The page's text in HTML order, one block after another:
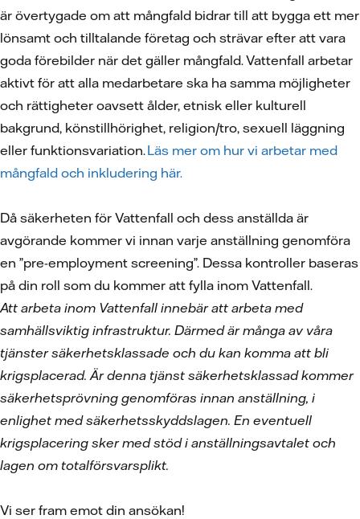
är övertygade om att mångfald bidrar till att bygga ett mer
lönsamt och tilltalande företag och strävar efter att vara
goda förebilder när det gäller mångfald. Vattenfall arbetar
aktivt för att alla medarbetare ska ha samma möjligheter
och rättigheter oavsett ålder, etnisk eller kulturell
bakgrund, könstillhörighet, religion/tro, sexuell läggning
eller funktionsvariation.Läs mer om hur vi arbetar med
mångfald och inkludering här.
Då säkerheten för Vattenfall och dess anställda är
avgörande kommer vi innan varje anställning genomföra
en ”pre-employment screening”. Dessa kontroller baseras
på din roll som du kommer att fylla inom Vattenfall.
Att arbeta inom Vattenfall innebär att arbeta med
samhällsviktig infrastruktur. Därmed är många av våra
tjänster säkerhetsklassade och du kan komma att bli
krigsplacerad. Är denna tjänst säkerhetsklassad kommer
säkerhetsprövning genomföras innan anställning, i
enlighet med säkerhetsskyddslagen. En eventuell
krigsplacering sker med stöd i anställningsavtalet och
lagen om totalförsvarsplikt.
Vi ser fram emot din ansökan!